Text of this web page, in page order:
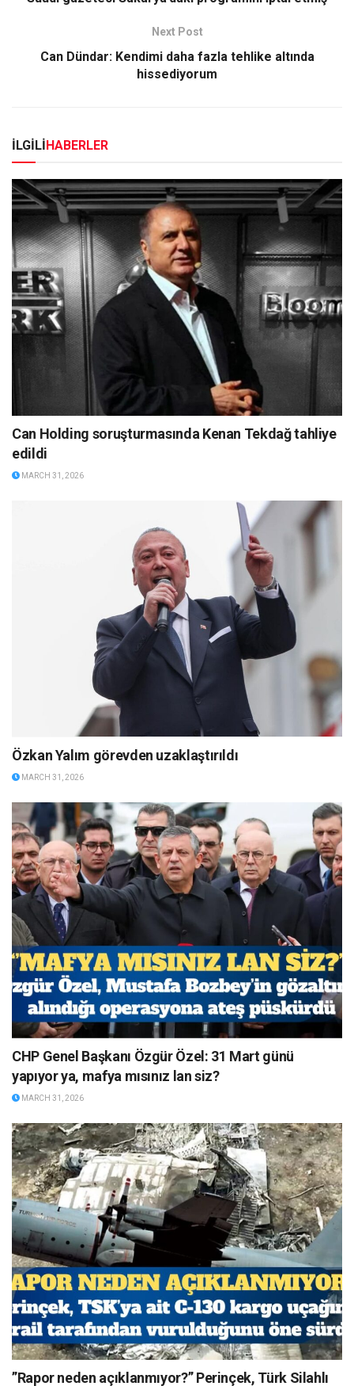
Next Post
Can Dündar: Kendimi daha fazla tehlike altında
hissediyorum
İLGİLİHABERLER
Can Holding soruşturmasında Kenan Tekdağ tahliye
edildi
MARCH 31, 2026
Özkan Yalım görevden uzaklaştırıldı
MARCH 31, 2026
CHP Genel Başkanı Özgür Özel: 31 Mart günü
yapıyor ya, mafya mısınız lan siz?
MARCH 31, 2026
”Rapor neden açıklanmıyor?” Perinçek, Türk Silahlı